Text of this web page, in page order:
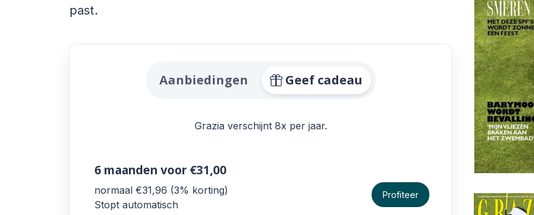
past.
Alle Grazia Aanbiedingen
Aanbiedingen Geef cadeau
Grazia verschijnt 8x per jaar.
6 maanden voor €31,00
normaal €31,96 3% korting
Stopt automatisch
Profiteer